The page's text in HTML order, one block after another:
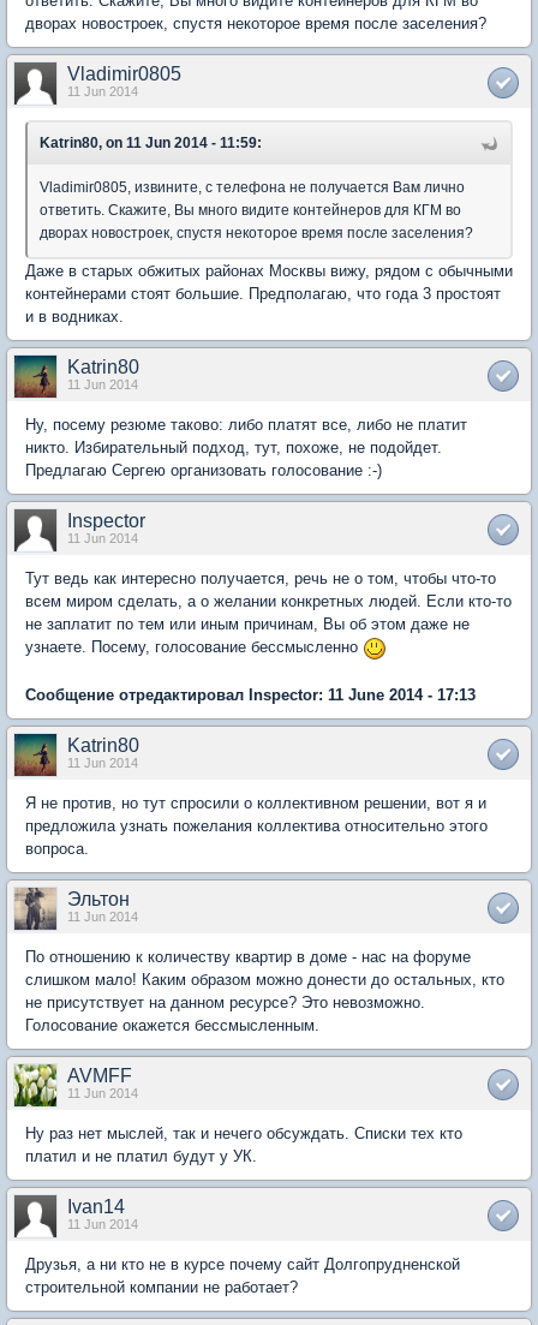
дворах новостроек, спустя некоторое время после заселения?
Vladimir0805
11 Jun 2014
Katrin80, on 11 Jun 2014 - 11:59:
Vladimir0805, извините, с телефона не получается Вам лично
ответить. Скажите, Вы много видите контейнеров для КГМ во
дворах новостроек, спустя некоторое время после заселения?
Даже в старых обжитых районах Москвы вижу, рядом с обычными
контейнерами стоят большие. Предполагаю, что года 3 простоят
и в водниках.
Katrin80
11 Jun 2014
Ну, посему резюме таково: либо платят все, либо не платит
никто. Избирательный подход, тут, похоже, не подойдет.
Предлагаю Сергею организовать голосование :-)
Inspector
11 Jun 2014
Тут ведь как интересно получается, речь не о том, чтобы что-то
всем миром сделать, а о желании конкретных людей. Если кто-то
не заплатит по тем или иным причинам, Вы об этом даже не
узнаете. Посему, голосование бессмысленно
Сообщение отредактировал Inspector: 11 June 2014 - 17:13
Katrin80
11 Jun 2014
Я не против, но тут спросили о коллективном решении, вот я и
предложила узнать пожелания коллектива относительно этого
вопроса.
Эльтон
11 Jun 2014
По отношению к количеству квартир в доме - нас на форуме
слишком мало! Каким образом можно донести до остальных, кто
не присутствует на данном ресурсе? Это невозможно.
Голосование окажется бессмысленным.
AVMFF
11 Jun 2014
Ну раз нет мыслей, так и нечего обсуждать. Списки тех кто
платил и не платил будут у УК.
Ivan14
11 Jun 2014
Друзья, а ни кто не в курсе почему сайт Долгопрудненской
строительной компании не работает?